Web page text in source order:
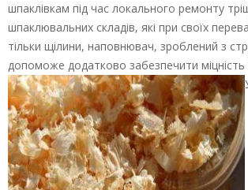
шпаклівкам під час локального ремонту
шпаклювальних складів, які при своїх
тільки щілини, наповнювач, зроблений з
допоможе додатково забезпечити